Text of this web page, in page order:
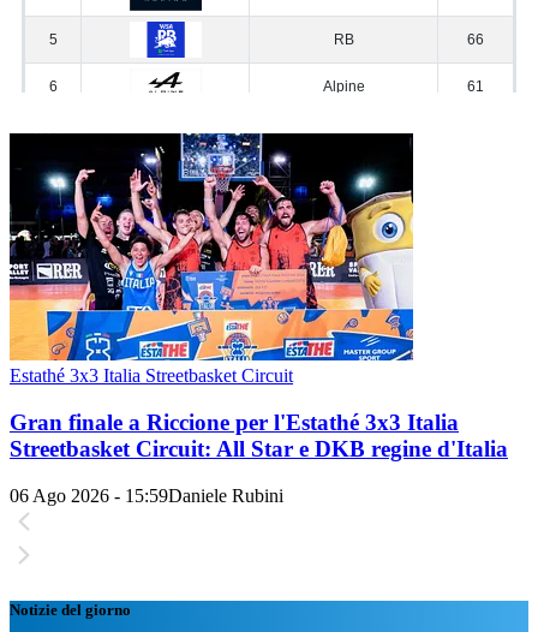
Estathé 3x3 Italia Streetbasket Circuit
Gran finale a Riccione per l'Estathé 3x3 Italia
Streetbasket Circuit: All Star e DKB regine d'Italia
06 Ago 2026 - 15:59Daniele Rubini
Notizie del giorno